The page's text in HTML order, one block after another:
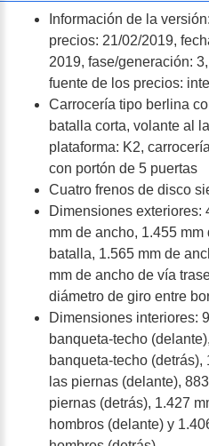
Información de la
precios: 21/02/2019,
2019, fase/generación:
fuente de los precios:
Carrocería tipo berlina
batalla corta, volante al
plataforma: K2,
con portón de 5 puertas
Cuatro frenos de disco
Dimensiones exteriores:
mm de ancho, 1.455
batalla, 1.565 mm de
mm de ancho de vía
diámetro de giro entre
Dimensiones interiores:
banqueta-techo
banqueta-techo
las piernas (delante),
piernas (detrás), 1.427
hombros (delante) y